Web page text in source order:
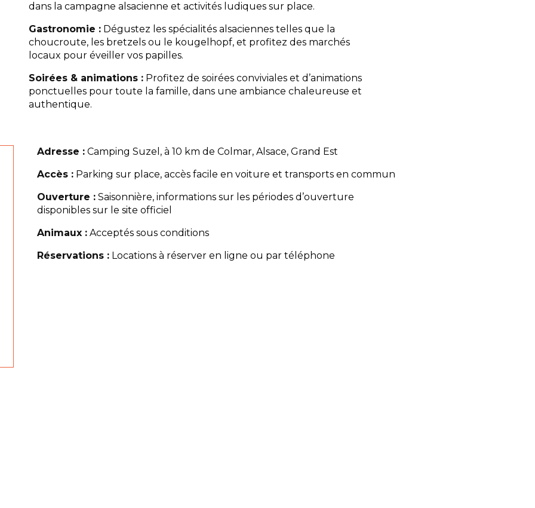
dans la campagne alsacienne et activités ludiques sur place.
Gastronomie : Dégustez les spécialités alsaciennes telles que la
choucroute, les bretzels ou le kougelhopf, et profitez des marchés
locaux pour éveiller vos papilles.
Soirées & animations : Profitez de soirées conviviales et d’animations
ponctuelles pour toute la famille, dans une ambiance chaleureuse et
authentique.
Adresse :Camping Suzel, à 10 km de Colmar, Alsace, Grand Est
Accès :Parking sur place, accès facile en voiture et transports en commun
Ouverture :Saisonnière, informations sur les périodes d’ouverture
disponibles sur le site officiel
Animaux :Acceptés sous conditions
Réservations :Locations à réserver en ligne ou par téléphone